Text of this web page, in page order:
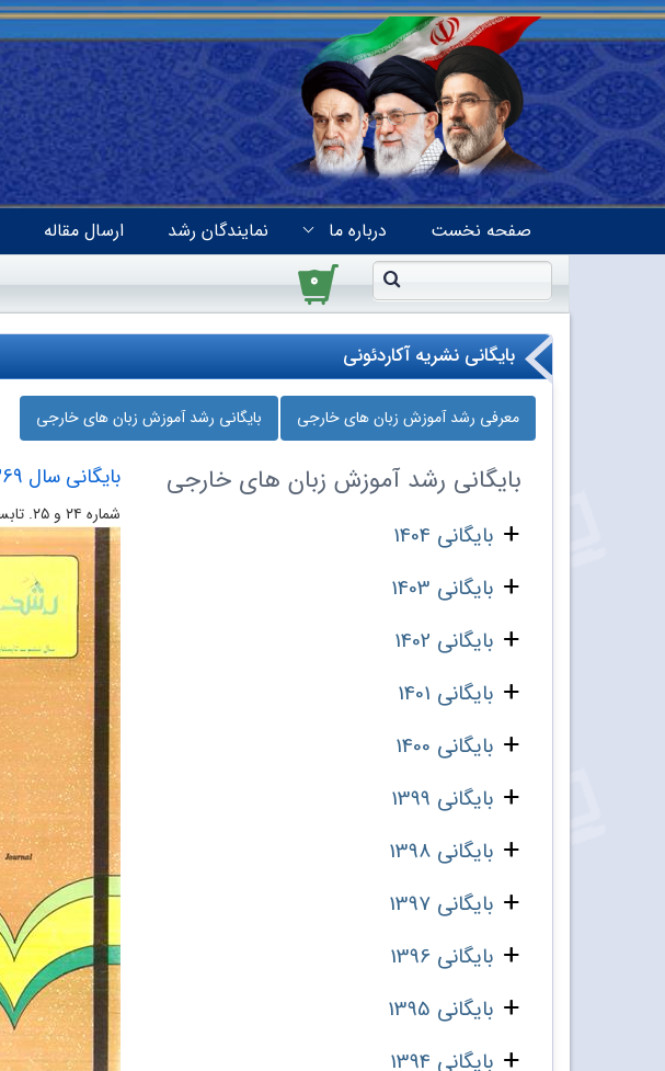
صفحه نخست درباره ما نمایندگان رشد ارسال مقاله
۰
بایگانی نشریه آکاردئونی
معرفی رشد آموزش زبان‌ های خارجی بایگانی رشد آموزش زبان‌ های خارجی
بایگانی رشد آموزش زبان‌ های خارجی
بایگانی 1404
بایگانی 1403
بایگانی 1402
بایگانی 1401
بایگانی 1400
بایگانی 1399
بایگانی 1398
بایگانی 1397
بایگانی 1396
بایگانی 1395
بایگانی 1394
بایگانی سال 1369
شماره ۲۴ و ۲۵. تابستان و پاییز ۱۳۶۹